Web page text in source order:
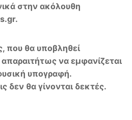
στην ακόλουθη
.gr.
που θα υποβληθεί
να εμφανίζεται
υπογραφή.
δεν θα γίνονται δεκτές.